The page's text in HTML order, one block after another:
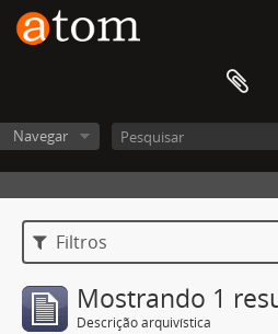
Navegar
Filtros
Mostrando 1
Descrição arquivística